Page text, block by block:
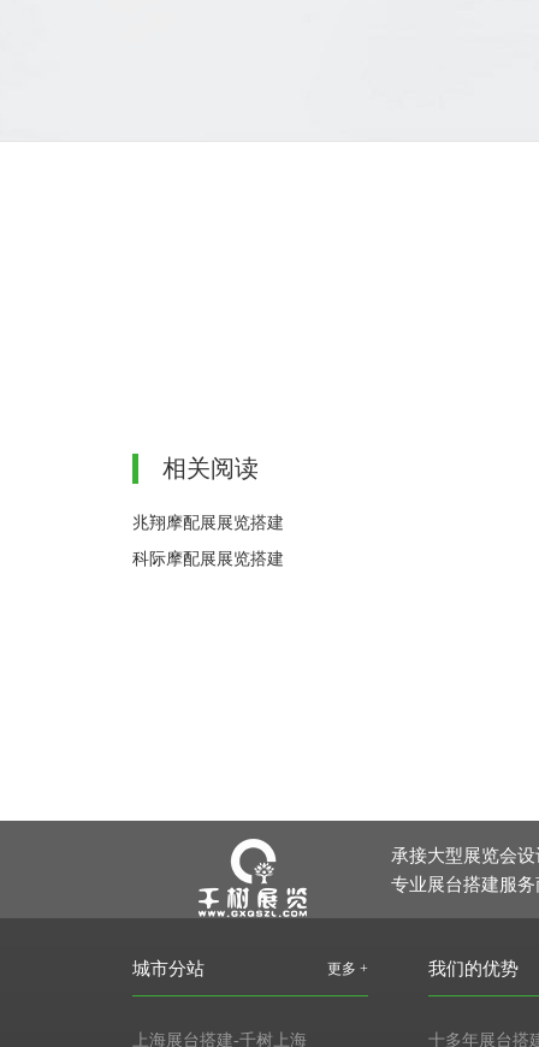
相关阅读
兆翔摩配展展览搭建
科际摩配展展览搭建
承接大型展览会
专业展台搭建服务
更多 +
城市分站
上海展台搭建-千树上海
我们的优势
十多年展台搭